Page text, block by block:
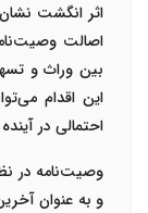
اثر انگشت
اصالت
بین وراث و
این اقدام
احتمالی در
وصیت‌نامه در
و به عنوان